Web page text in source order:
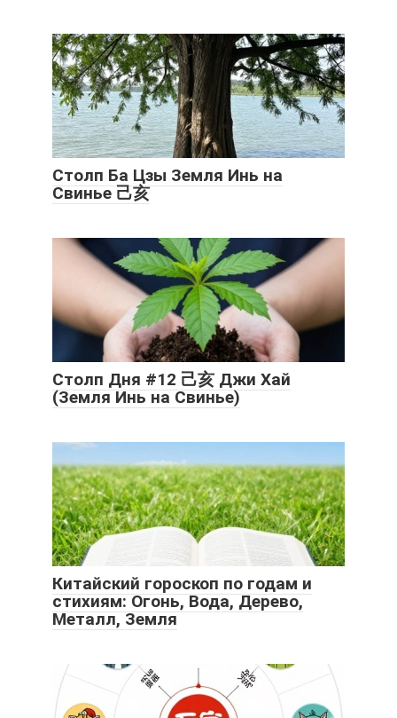
Столп Ба Цзы Земля Инь на
Свинье 己亥
Столп Дня #12 己亥 Джи Хай
(Земля Инь на Свинье)
Китайский гороскоп по годам и
стихиям: Огонь, Вода, Дерево,
Металл, Земля